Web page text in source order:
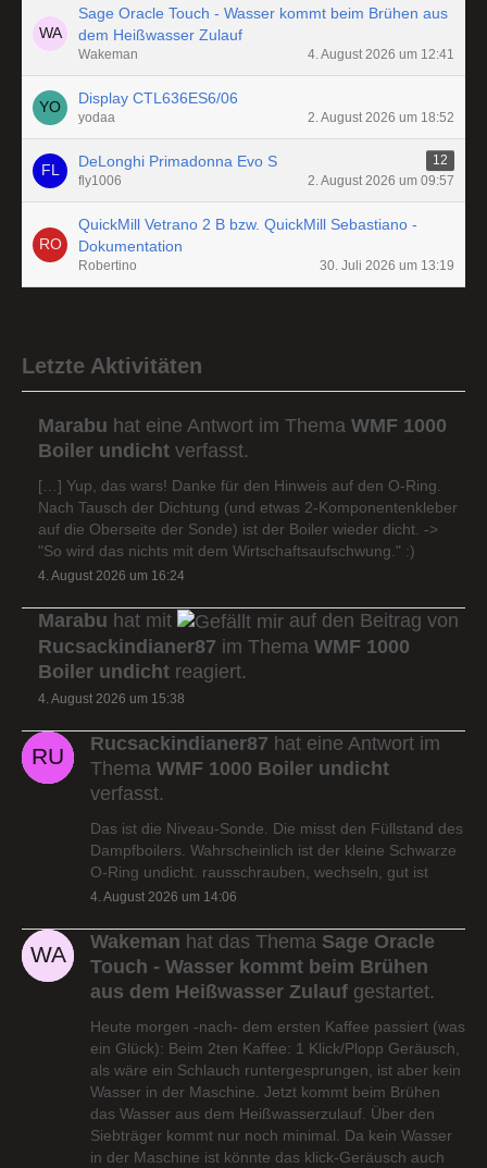
Sage Oracle Touch - Wasser kommt beim Brühen aus
dem Heißwasser Zulauf
Wakeman 4. August 2026 um 12:41
Display CTL636ES6/06
yodaa 2. August 2026 um 18:52
DeLonghi Primadonna Evo S
12
fly1006
2. August 2026 um 09:57
QuickMill Vetrano 2 B bzw. QuickMill Sebastiano -
Dokumentation
Robertino 30. Juli 2026 um 13:19
Letzte Aktivitäten
Marabu hat eine Antwort im Thema WMF 1000
Boiler undicht verfasst.
[…] Yup, das wars! Danke für den Hinweis auf den O-Ring.
Nach Tausch der Dichtung (und etwas 2-Komponentenkleber
auf die Oberseite der Sonde) ist der Boiler wieder dicht. ->
"So wird das nichts mit dem Wirtschaftsaufschwung." :)
4. August 2026 um 16:24
Marabu hat mit
auf den Beitrag von
Rucsackindianer87 im Thema WMF 1000
Boiler undicht reagiert.
4. August 2026 um 15:38
Rucsackindianer87 hat eine Antwort im
Thema WMF 1000 Boiler undicht
verfasst.
Das ist die Niveau-Sonde. Die misst den Füllstand des
Dampfboilers. Wahrscheinlich ist der kleine Schwarze
O-Ring undicht. rausschrauben, wechseln, gut ist
4. August 2026 um 14:06
Wakeman hat das Thema Sage Oracle
Touch - Wasser kommt beim Brühen
aus dem Heißwasser Zulauf gestartet.
Heute morgen -nach- dem ersten Kaffee passiert (was
ein Glück): Beim 2ten Kaffee: 1 Klick/Plopp Geräusch,
als wäre ein Schlauch runtergesprungen, ist aber kein
Wasser in der Maschine. Jetzt kommt beim Brühen
das Wasser aus dem Heißwasserzulauf. Über den
Siebträger kommt nur noch minimal. Da kein Wasser
in der Maschine ist könnte das klick-Geräusch auch